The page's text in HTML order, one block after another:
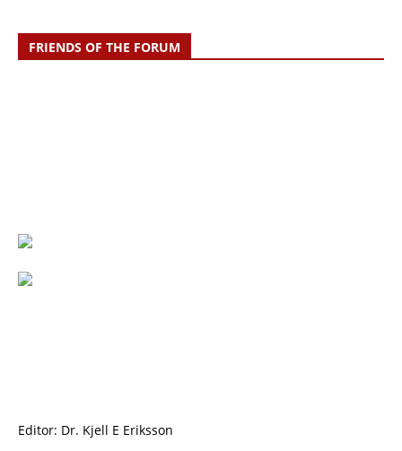
FRIENDS OF THE FORUM
Editor: Dr. Kjell E Eriksson